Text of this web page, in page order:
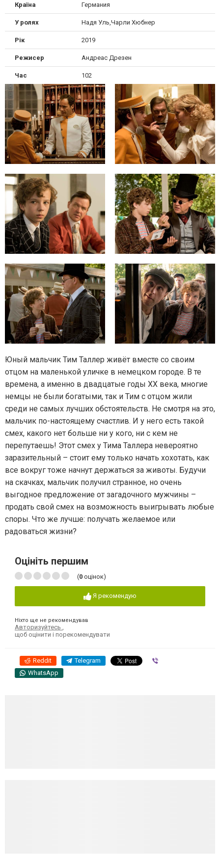
Країна Германия
У ролях Надя Уль,Чарли Хюбнер
Рік 2019
Режисер Андреас Дрезен
Час 102
Юный мальчик Тим Таллер живёт вместе со своим
отцом на маленькой уличке в немецком городе. В те
времена, а именно в двадцатые годы ХХ века, многие
немцы не были богатыми, так и Тим с отцом жили
среди не самых лучших обстоятельств. Не смотря на это,
мальчик по-настоящему счастлив. И у него есть такой
смех, какого нет больше ни у кого, ни с кем не
перепутаешь! Этот смех у Тима Таллера невероятно
заразительный – стоит ему только начать хохотать, как
все вокруг тоже начнут держаться за животы. Будучи
на скачках, мальчик получил странное, но очень
выгодное предложение от загадочного мужчины –
продать свой смех на возможность выигрывать любые
споры. Что же лучше: получать желаемое или
радоваться жизни?
Оцініть першим
(0 оцінок)
Я рекомендую
Ніхто ще не рекомендував
Авторизуйтесь
щоб оцінити і порекомендувати
Reddit Telegram
WhatsApp